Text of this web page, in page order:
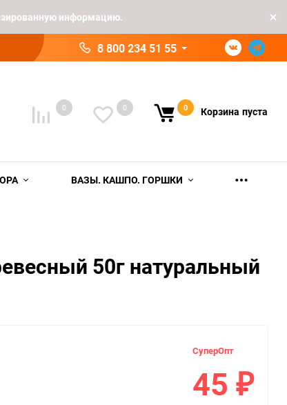
информацию.
8 800 234 51 55
0 0 0 Корзина пуста
ВАЗЫ. КАШПО. ГОРШКИ
50г натуральный
СуперОпт
45 ₽